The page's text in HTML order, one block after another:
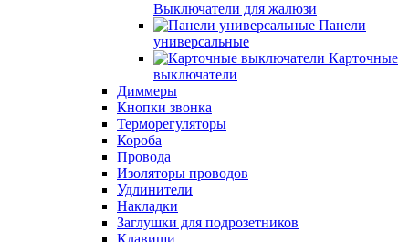
Выключатели для жалюзи
Панели
универсальные
Карточные
выключатели
Диммеры
Кнопки звонка
Терморегуляторы
Короба
Провода
Изоляторы проводов
Удлинители
Накладки
Заглушки для подрозетников
Клавиши